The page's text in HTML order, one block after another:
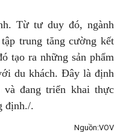
Từ tư duy đó, ngành
trung tăng cường kết
tạo ra những sản phẩm
du khách. Đây là định
và đang triển khai thực
định./.
Nguồn:VOV